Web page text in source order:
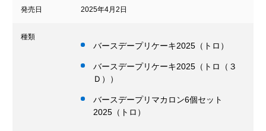
発売日 2025年4月2日
種類
バースデープリケーキ2025（トロ）
バースデープリケーキ2025（トロ（３
Ｄ））
バースデープリマカロン6個セット
2025（トロ）